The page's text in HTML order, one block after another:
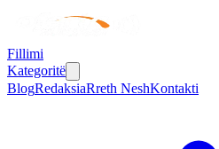
Fillimi
Kategoritë
BlogRedaksiaRreth NeshKontakti